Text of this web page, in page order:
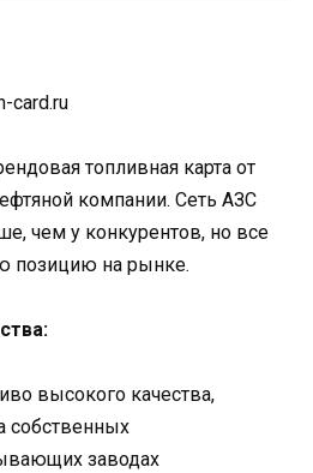
card.ru
топливная карта от
компании. Сеть АЗС
чем у конкурентов, но все
позицию на рынке.
высокого качества,
собственных
заводах